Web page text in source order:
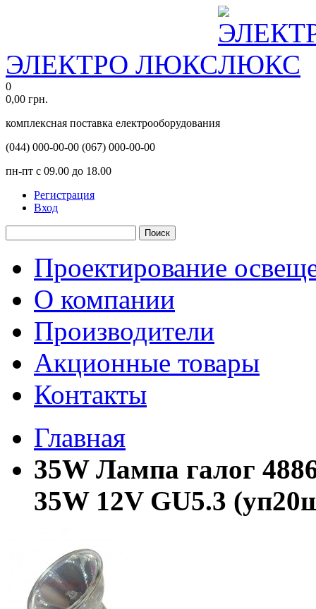
ЭЛЕКТРО ЛЮКС
0
0,00 грн.
комплексная поставка електрооборудования
(044) 000-00-00 (067) 000-00-00
пн-пт с 09.00 до 18.00
Регистрация
Вход
Поиск
Проектирование
О компании
Производители
Акционные товары
Контакты
Главная
35W Лампа галог
35W 12V GU5.3